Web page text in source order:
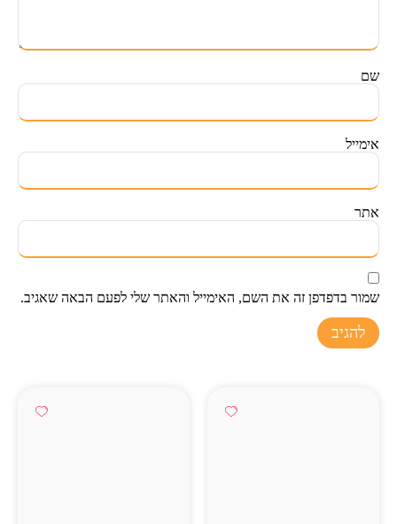
שם
אימייל
אתר
שמור בדפדפן זה את השם, האימייל והאתר שלי לפעם הבאה שאגיב.